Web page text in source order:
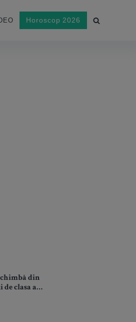
Horoscop 2026
din
de clasa a